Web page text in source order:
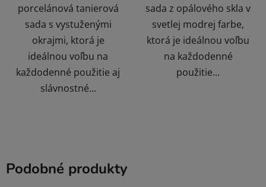
porcelánová tanierová
sada s vystuženými
okrajmi, ktorá je
ideálnou voľbu na
každodenné použitie aj
slávnostné...
sada z opálového skla v
svetlej modrej farbe,
ktorá je ideálnou voľbu
na každodenné
použitie...
Podobné produkty